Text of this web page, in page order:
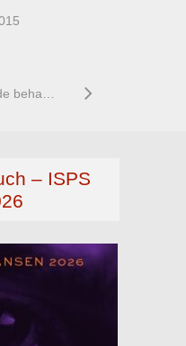
Bekymring for manglende behandling og omsorgstilbud
– ISPS